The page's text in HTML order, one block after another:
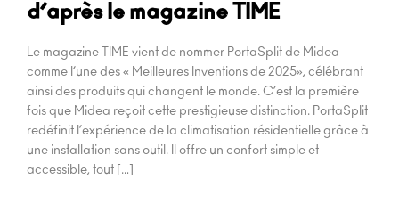
d’après le magazine TIME
Le magazine TIME vient de nommer PortaSplit de Midea
comme l’une des « Meilleures Inventions de 2025», célébrant
ainsi des produits qui changent le monde. C’est la première
fois que Midea reçoit cette prestigieuse distinction. PortaSplit
redéfinit l’expérience de la climatisation résidentielle grâce à
une installation sans outil. Il offre un confort simple et
accessible, tout […]